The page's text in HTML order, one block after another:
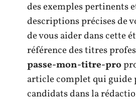
des exemples pertinents
descriptions précises de
de vous aider dans cette
référence des titres
passe-mon-titre-pro
article complet qui guide
candidats dans la